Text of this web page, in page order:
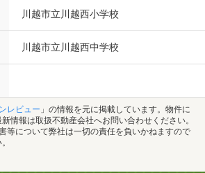
川越市立川越西小学校
川越市立川越西中学校
レビュー 」の情報を元に掲載しています。物件に
情報は取扱不動産会社へお問い合わせください。
等について弊社は一切の責任を負いかねますので